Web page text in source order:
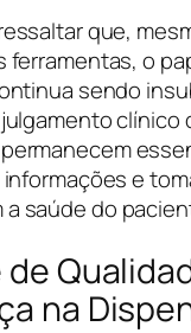
que,
ferramentas, o
sendo
clínico
e
saúde do
na